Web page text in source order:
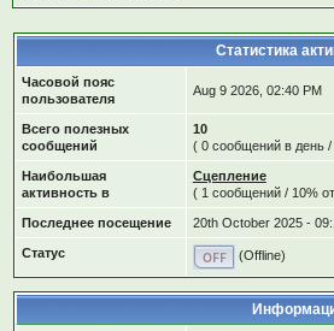
Статистика
Часовой пояс
пользователя
Aug 9 2026, 02:40 PM
Всего полезных
сообщений
10
( 0 сообщений в день
Наибольшая
активность в
Сцепление
( 1 сообщений / 10%
Последнее посещение 20th October 2025 -
Статус (Offline)